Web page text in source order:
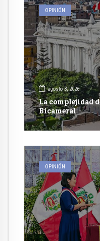
OPINIÓN
agosto 8, 2026
La complejidad
Bicameral
OPINIÓN